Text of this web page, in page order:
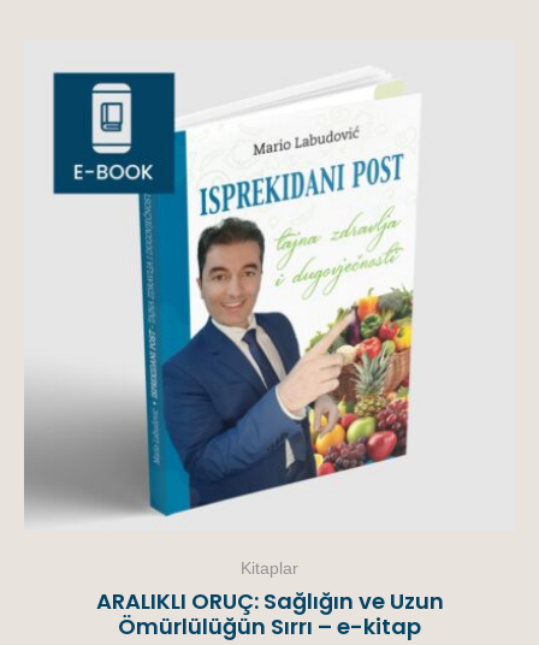
Kitaplar
ARALIKLI ORUÇ: Sağlığın ve Uzun
Ömürlülüğün Sırrı – e-kitap